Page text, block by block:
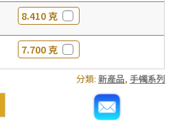
8.410 克
7.700 克
分類: 新產品, 手镯系列